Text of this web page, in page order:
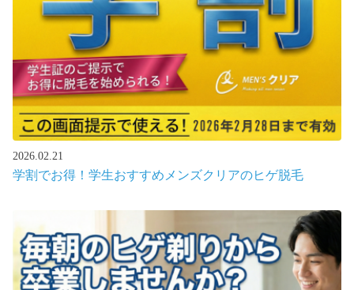
2026.02.21
学割でお得！学生おすすめメンズクリアのヒゲ脱毛